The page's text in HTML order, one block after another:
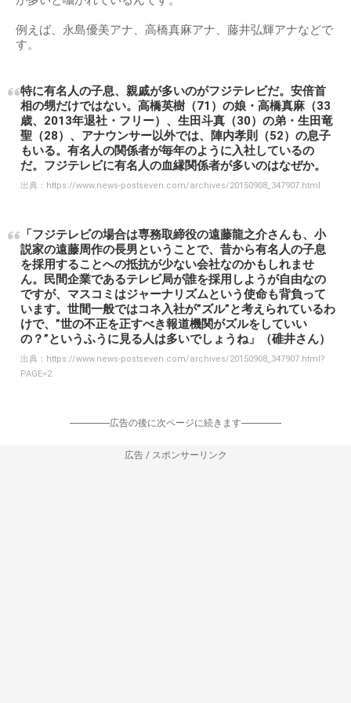
例えば、永島優美アナ、高橋真麻アナ、藤井弘輝アナなどで
す。
特に有名人の子息、親戚が多いのがフジテレビだ。安倍首
相の甥だけではない。高橋英樹（71）の娘・高橋真麻（33
歳、2013年退社・フリー）、生田斗真（30）の弟・生田竜
聖（28）、アナウンサー以外では、陣内孝則（52）の息子
もいる。有名人の関係者が毎年のように入社しているの
だ。フジテレビに有名人の血縁関係者が多いのはなぜか。
出典： https://www.news-postseven.com/archives/20150908_347907.html
「フジテレビの場合は専務取締役の遠藤龍之介さんも、小
説家の遠藤周作の長男ということで、昔から有名人の子息
を採用することへの抵抗が少ない会社なのかもしれませ
ん。民間企業であるテレビ局が誰を採用しようが自由なの
ですが、マスコミはジャーナリズムという使命も背負って
います。世間一般ではコネ入社が”ズル”と考えられているわ
けで、”世の不正を正すべき報道機関がズルをしていい
の？”というふうに見る人は多いでしょうね」（碓井さん）
出典： https://www.news-postseven.com/archives/20150908_347907.html?
PAGE=2
-----------------広告の後に次ページに続きます-----------------
広告 / スポンサーリンク